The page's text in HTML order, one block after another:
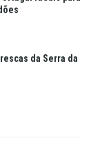
da Serra da